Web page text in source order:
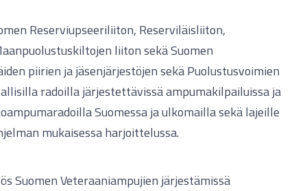
Reserviupseeriliiton, Reserviläisliiton,
liiton sekä Suomen
piirien ja jäsenjärjestöjen sekä Puolustusvoimien
radoilla järjestettävissä ampumakilpailuissa ja
Suomessa ja ulkomailla sekä lajeille
mukaisessa harjoittelussa.
Suomen Veteraaniampujien järjestämissä